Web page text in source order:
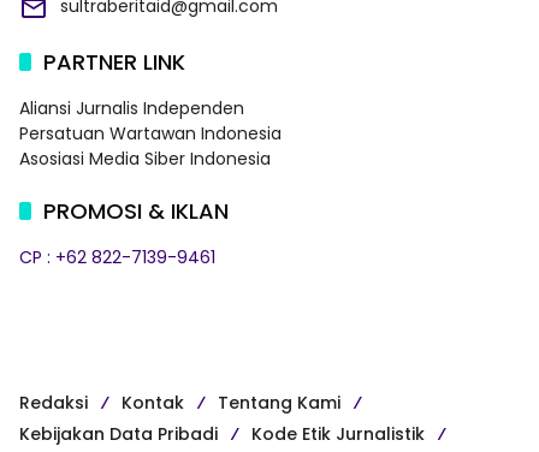
sultraberitaid@gmail.com
PARTNER LINK
Aliansi Jurnalis Independen
Persatuan Wartawan Indonesia
Asosiasi Media Siber Indonesia
PROMOSI & IKLAN
CP : +62 822-7139-9461
Redaksi Kontak
Tentang Kami
Kebijakan Data Pribadi
Kode Etik Jurnalistik